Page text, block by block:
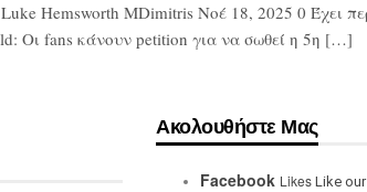
Hemsworth MDimitris Νοέ 18, 2025 0 Έχει
Οι fans κάνουν petition για να σωθεί η 5η […]
Ακολουθήστε Μας
Facebook Likes Like